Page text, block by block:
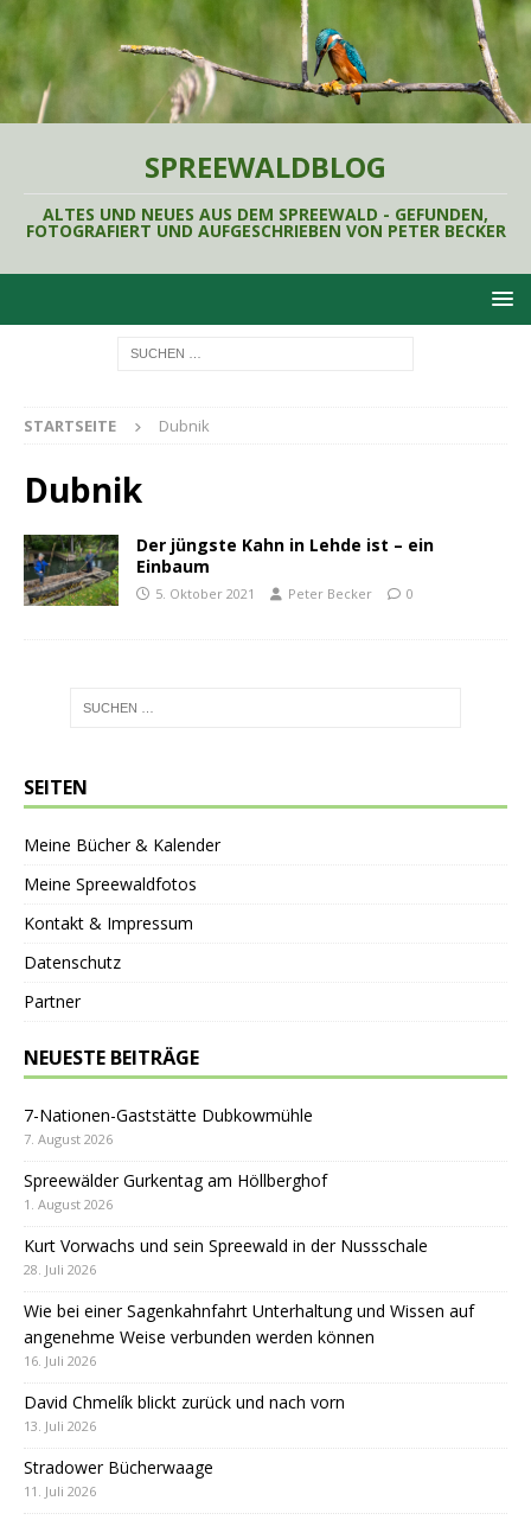
SPREEWALDBLOG
ALTES UND NEUES AUS DEM SPREEWALD - GEFUNDEN,
FOTOGRAFIERT UND AUFGESCHRIEBEN VON PETER BECKER
STARTSEITE Dubnik
Dubnik
Der jüngste Kahn in Lehde ist – ein
Einbaum
5. Oktober 2021 Peter Becker 0
SEITEN
Meine Bücher & Kalender
Meine Spreewaldfotos
Kontakt & Impressum
Datenschutz
Partner
NEUESTE BEITRÄGE
7-Nationen-Gaststätte Dubkowmühle
7. August 2026
Spreewälder Gurkentag am Höllberghof
1. August 2026
Kurt Vorwachs und sein Spreewald in der Nussschale
28. Juli 2026
Wie bei einer Sagenkahnfahrt Unterhaltung und Wissen auf
angenehme Weise verbunden werden können
16. Juli 2026
David Chmelík blickt zurück und nach vorn
13. Juli 2026
Stradower Bücherwaage
11. Juli 2026